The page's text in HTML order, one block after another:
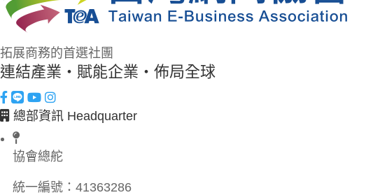
拓展商務的首選社團
連結產業・賦能企業・佈局全球
總部資訊 Headquarter
協會總舵
統一編號： 41363286